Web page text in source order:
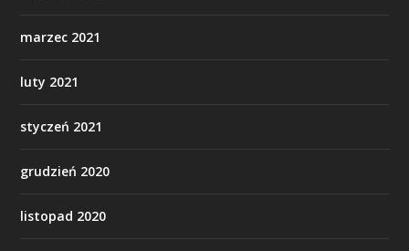
marzec 2021
luty 2021
styczeń 2021
grudzień 2020
listopad 2020